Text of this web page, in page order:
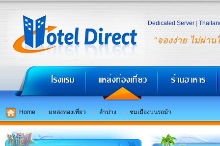
"จองง่าย ไม่ผ่าน
Dedicated Server
Home แหล่งท่องเที่ยว ลำปาง ชมเมืองบนรถม้า